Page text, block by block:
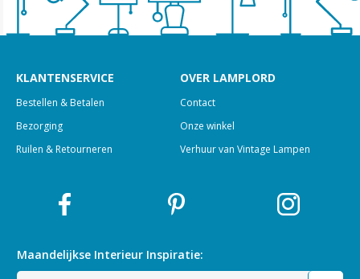
KLANTENSERVICE
Bestellen & Betalen
Bezorging
Ruilen & Retourneren
OVER LAMPLORD
Contact
Onze winkel
Verhuur van Vintage Lampen
Maandelijkse Interieur Inspiratie: